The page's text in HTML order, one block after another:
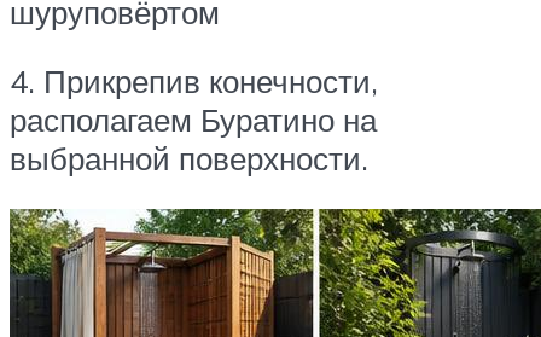
шуруповёртом
4. Прикрепив конечности,
располагаем Буратино на
выбранной поверхности.